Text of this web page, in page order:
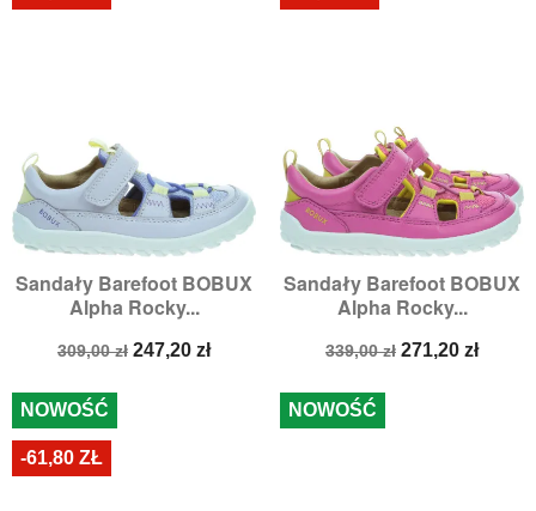
Sandały Barefoot BOBUX
Alpha Rocky...
Cena
309,00 zł Cena
247,20 zł
Sandały Barefoot BOBUX
Alpha Rocky...
Cena
339,00 zł Cena
271,20 zł
NOWOŚĆ
-61,80 ZŁ
NOWOŚĆ